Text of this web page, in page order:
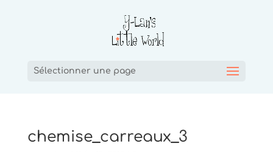
Sélectionner une page
chemise_carreaux_3